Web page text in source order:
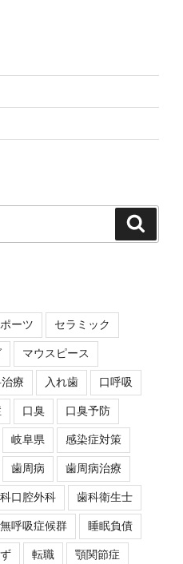
ーツ セラミック
マウスピース
療 入れ歯 口呼吸
口臭 口臭予防
岐阜県 感染症対策
歯周病 歯周病治療
口腔外科 歯科衛生士
呼吸症候群 睡眠負債
転職 顎関節症